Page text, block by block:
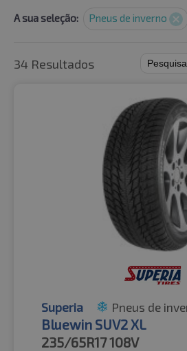
A sua seleção: Pneus de inverno
34 Resultados
Superia Pneus de
Bluewin SUV2 XL
235/65R17108V